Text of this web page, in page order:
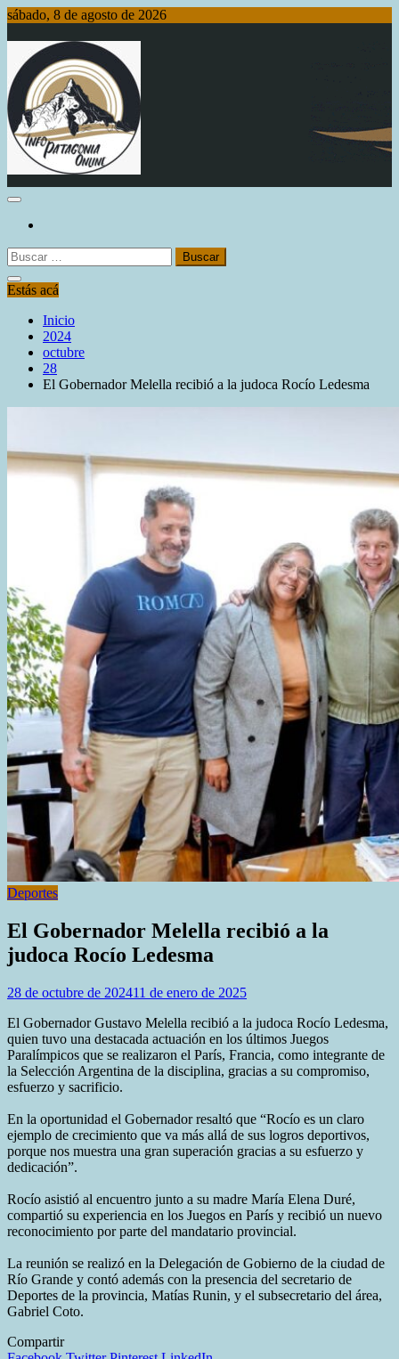
Saltar
contenido
sábado, 8 de agosto de 2026
Info Patagonia Online
Buscar:
Estás acá
Inicio
2024
octubre
28
El Gobernador Melella recibió a la judoca Rocío Ledesma
Deportes
El Gobernador Melella recibió a la
judoca Rocío Ledesma
28 de octubre de 202411 de enero de 2025
El Gobernador Gustavo Melella recibió a la judoca Rocío Ledesma,
quien tuvo una destacada actuación en los últimos Juegos
Paralímpicos que se realizaron el París, Francia, como integrante de
la Selección Argentina de la disciplina, gracias a su compromiso,
esfuerzo y sacrificio.
En la oportunidad el Gobernador resaltó que “Rocío es un claro
ejemplo de crecimiento que va más allá de sus logros deportivos,
porque nos muestra una gran superación gracias a su esfuerzo y
dedicación”.
Rocío asistió al encuentro junto a su madre María Elena Duré,
compartió su experiencia en los Juegos en París y recibió un nuevo
reconocimiento por parte del mandatario provincial.
La reunión se realizó en la Delegación de Gobierno de la ciudad de
Río Grande y contó además con la presencia del secretario de
Deportes de la provincia, Matías Runin, y el subsecretario del área,
Gabriel Coto.
Compartir